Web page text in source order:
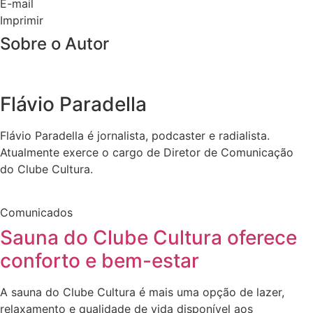
E-mail
Imprimir
Sobre o Autor
Flávio Paradella
Flávio Paradella é jornalista, podcaster e radialista.
Atualmente exerce o cargo de Diretor de Comunicação
do Clube Cultura.
Comunicados
Sauna do Clube Cultura oferece
conforto e bem-estar
A sauna do Clube Cultura é mais uma opção de lazer,
relaxamento e qualidade de vida disponível aos